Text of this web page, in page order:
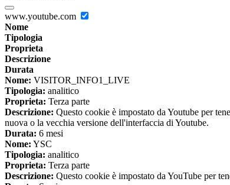
www.youtube.com
Nome
Tipologia
Proprieta
Descrizione
Durata
Nome: VISITOR_INFO1_LIVE
Tipologia: analitico
Proprieta: Terza parte
Descrizione: Questo cookie è impostato da Youtube per
nuova o la vecchia versione dell'interfaccia di Youtube.
Durata: 6 mesi
Nome: YSC
Tipologia: analitico
Proprieta: Terza parte
Descrizione: Questo cookie è impostato da YouTube per